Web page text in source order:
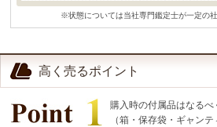
※状態については当社専門鑑定士が一定の
高く売るポイント
購入時の付属品はなるべ
（箱・保存袋・ギャン